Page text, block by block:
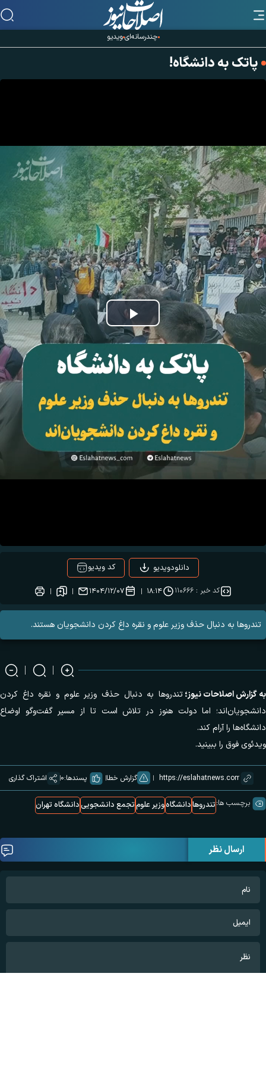
چندرسانه‌ایویدیو
پاتک به دانشگاه!
Play
Video
کد ویدیو دانلودویدیو
کد خبر :۱۱۰۶۶۶ ۱۸:۱۴ ۱۴۰۴/۱۲/۰۷
تندرو‌ها به دنبال حذف وزیر علوم و نقره داغ کردن دانشجویان‌ هستند.
به گزارشاصلاحات نیوز؛تندرو‌ها به دنبال حذف وزیر علوم و نقره داغ کردن
دانشجویان‌اند؛ اما دولت هنوز در تلاش است تا از مسیر گفت‌و‌گو اوضاع
دانشگاه‌ها را آرام کند.
ویدئوی فوق را ببینید.
گزارش خطا پسندها:0 اشتراک گذاری
برچسب ها:تندروهادانشگاهوزیر علومتجمع دانشجوییدانشگاه تهران
ارسال نظر